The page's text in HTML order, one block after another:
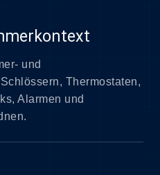
und
Thermostaten,
Alarmen und